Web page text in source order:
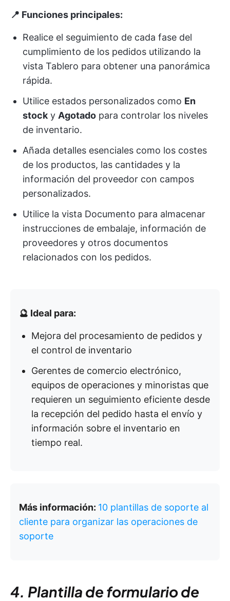
📍 Funciones principales:
Realice el seguimiento de cada fase del
cumplimiento de los pedidos utilizando la
vista Tablero para obtener una panorámica
rápida.
Utilice estados personalizados como En
stock y Agotado para controlar los niveles
de inventario.
Añada detalles esenciales como los costes
de los productos, las cantidades y la
información del proveedor con campos
personalizados.
Utilice la vista Documento para almacenar
instrucciones de embalaje, información de
proveedores y otros documentos
relacionados con los pedidos.
🔮 Ideal para:
Mejora del procesamiento de pedidos y
el control de inventario
Gerentes de comercio electrónico,
equipos de operaciones y minoristas que
requieren un seguimiento eficiente desde
la recepción del pedido hasta el envío y
información sobre el inventario en
tiempo real.
Más información: 10 plantillas de soporte al
cliente para organizar las operaciones de
soporte
4. Plantilla de formulario de